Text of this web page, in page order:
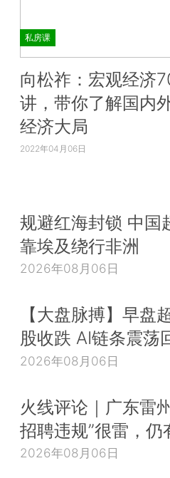
私房课
向松祚：宏观经济
讲，带你了解国内
经济大局
2022年04月06日
规避红海封锁 中国
靠埃及绕行非洲
2026年08月06日
【大盘脉搏】早盘
股收跌 AI链条震荡
2026年08月06日
火线评论｜广东雷
招聘违规”很雷，仍
2026年08月06日